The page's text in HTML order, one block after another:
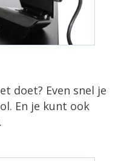
doet? Even snel je
En je kunt ook